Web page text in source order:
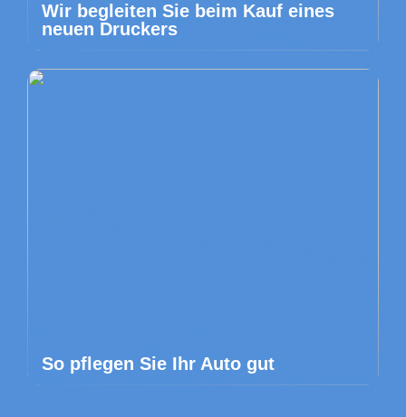
Wir begleiten Sie beim Kauf eines
neuen Druckers
So pflegen Sie Ihr Auto gut